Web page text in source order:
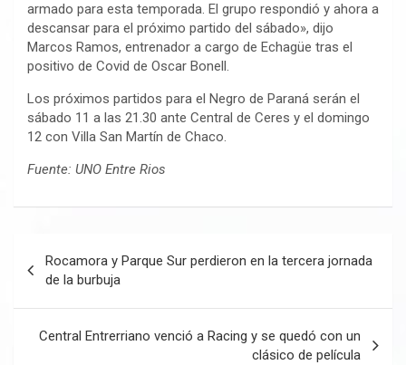
armado para esta temporada. El grupo respondió y ahora a
descansar para el próximo partido del sábado», dijo
Marcos Ramos, entrenador a cargo de Echagüe tras el
positivo de Covid de Oscar Bonell.
Los próximos partidos para el Negro de Paraná serán el
sábado 11 a las 21.30 ante Central de Ceres y el domingo
12 con Villa San Martín de Chaco.
Fuente: UNO Entre Rios
de
entradas
Rocamora y Parque Sur perdieron en la tercera jornada
de la burbuja
Central Entrerriano venció a Racing y se quedó con un
clásico de película